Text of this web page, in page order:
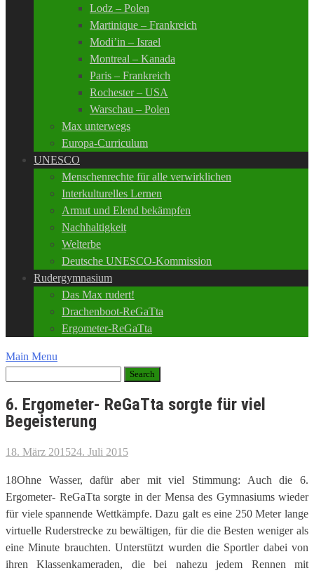
Lodz – Polen
Martinique – Frankreich
Modi’in – Israel
Montreal – Kanada
Paris – Frankreich
Rochester – USA
Warschau – Polen
Max unterwegs
Europa-Curriculum
UNESCO
Menschenrechte für alle verwirklichen
Interkulturelles Lernen
Armut und Elend bekämpfen
Nachhaltigkeit
Welterbe
Deutsche UNESCO-Kommission
Rudergymnasium
Das Max rudert!
Drachenboot-ReGaTta
Ergometer-ReGaTta
Main Menu
6. Ergometer- ReGaTta sorgte für viel
Begeisterung
18. März 201524. Juli 2015
18Ohne Wasser, dafür aber mit viel Stimmung: Auch die 6.
Ergometer- ReGaTta sorgte in der Mensa des Gymnasiums wieder
für viele spannende Wettkämpfe. Dazu galt es eine 250 Meter lange
virtuelle Ruderstrecke zu bewältigen, für die die Besten weniger als
eine Minute brauchten. Unterstützt wurden die Sportler dabei von
ihren Klassenkameraden, die bei nahezu jedem Rennen mit